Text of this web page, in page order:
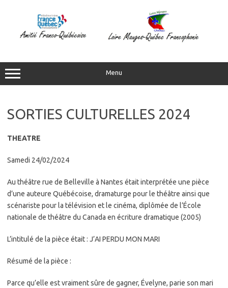
Menu
SORTIES CULTURELLES 2024
THEATRE
Samedi 24/02/2024
Au théâtre rue de Belleville à Nantes était interprétée une pièce
d’une auteure Québécoise, dramaturge pour le théâtre ainsi que
scénariste pour la télévision et le cinéma, diplômée de l’École
nationale de théâtre du Canada en écriture dramatique (2005)
L’intitulé de la pièce était : J’AI PERDU MON MARI
Résumé de la pièce :
Parce qu’elle est vraiment sûre de gagner, Évelyne, parie son mari